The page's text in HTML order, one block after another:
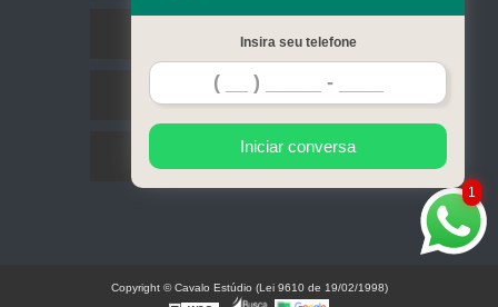
Serviços
Contato
Mapa do site
1
Insira seu telefone
Iniciar conversa
Copyright © Cavalo Estúdio (Lei 9610 de 19/02/1998)